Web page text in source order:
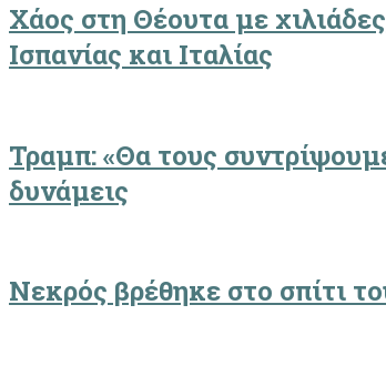
Χάος στη Θέουτα με
Ισπανίας και Ιταλίας
Τραμπ: «Θα τους
δυνάμεις
Νεκρός βρέθηκε στο σπίτι